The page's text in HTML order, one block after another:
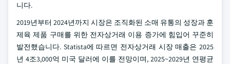
니다.
2019년부터 2024년까지 시장은 조직화된 소매 유통의 성장과 훈
제육 제품 구매를 위한 전자상거래 이용 증가에 힘입어 꾸준히
발전했습니다. Statista에 따르면 전자상거래 시장 매출은 2025
년 4조3,000억 미국 달러에 이를 전망이며, 2025~2029년 연평균